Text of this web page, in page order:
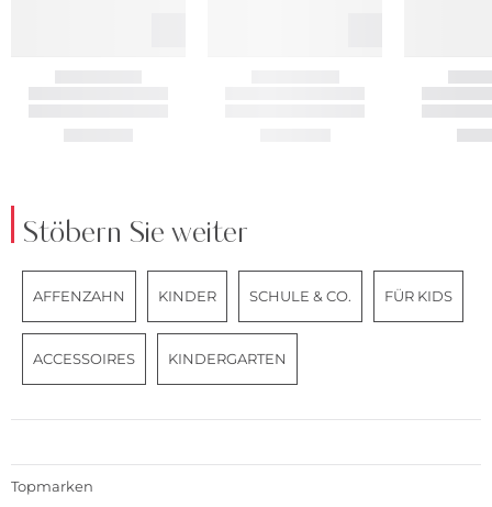
Stöbern Sie weiter
AFFENZAHN KINDER SCHULE & CO. FÜR KIDS
ACCESSOIRES KINDERGARTEN
Topmarken